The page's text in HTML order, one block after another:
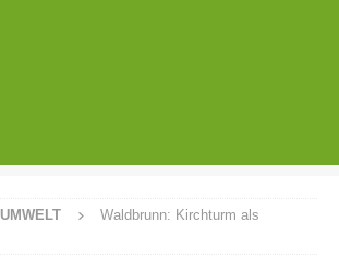
UMWELT
Waldbrunn: Kirchturm als